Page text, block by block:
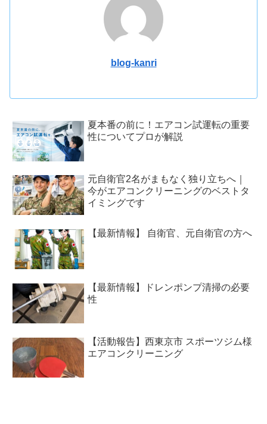
blog-kanri
夏本番の前に！エアコン試運転の重要
性についてプロが解説
元自衛官2名がまもなく独り立ちへ｜
今がエアコンクリーニングのベストタ
イミングです
【最新情報】 自衛官、元自衛官の方へ
【最新情報】ドレンポンプ清掃の必要
性
【活動報告】西東京市 スポーツジム様
エアコンクリーニング